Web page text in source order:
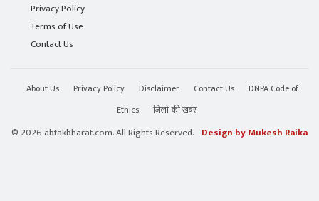
Privacy Policy
Terms of Use
Contact Us
About Us Privacy Policy Disclaimer Contact Us
DNPA Code of
Ethics
जिलो की खबर
© 2026 abtakbharat.com. All Rights Reserved. Design by Mukesh Raika